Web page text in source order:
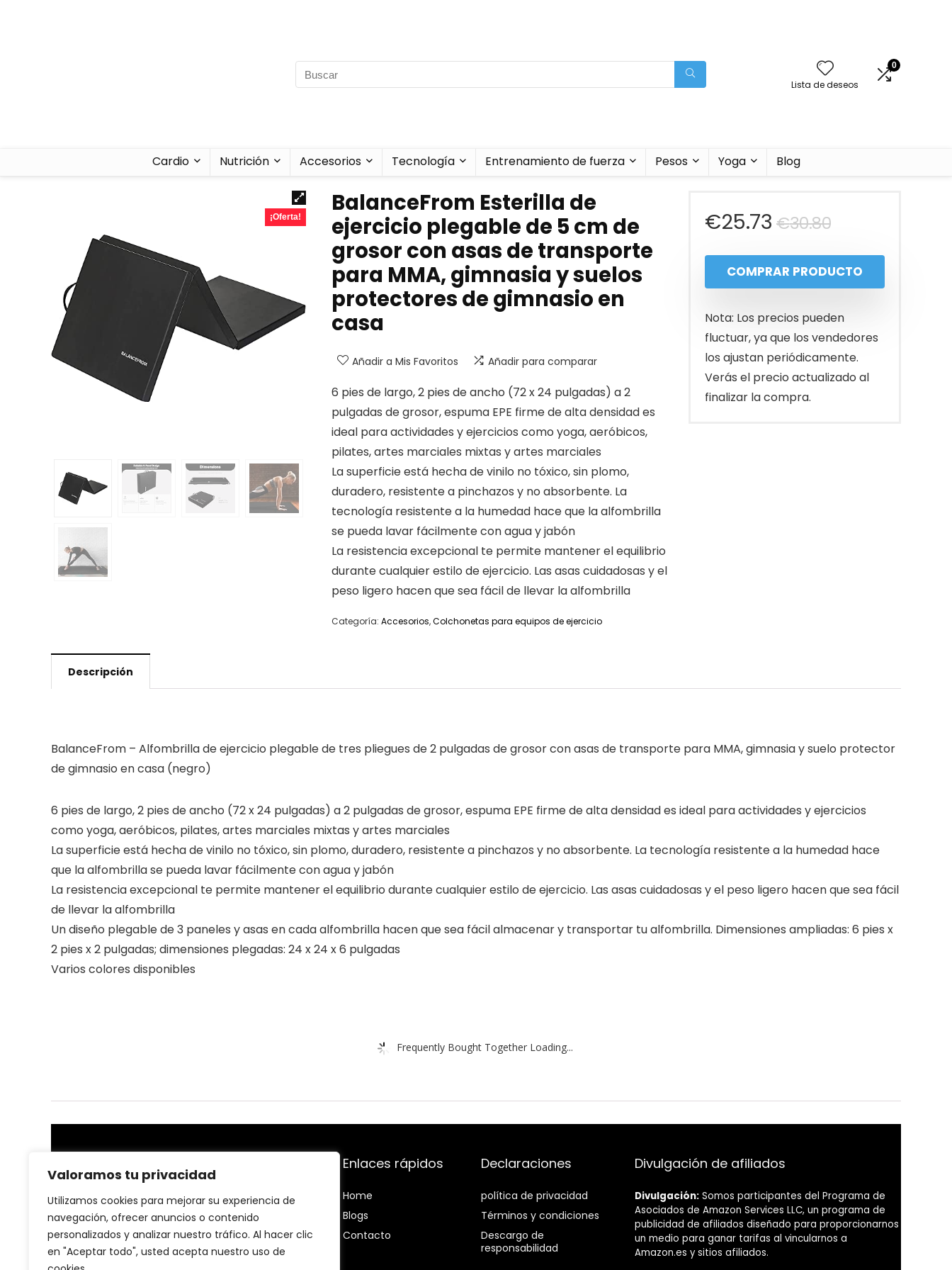
Valoramos tu privacidad
Utilizamos cookies para mejorar su experiencia de
navegación, ofrecer anuncios o contenido
personalizados y analizar nuestro tráfico. Al hacer clic
en "Aceptar todo", usted acepta nuestro uso de
Lista de deseos
0
Cardio Nutrición Accesorios Tecnología Entrenamiento de fuerza Pesos Yoga Blog
¡Oferta!
BalanceFrom Esterilla de
ejercicio plegable de 5 cm de
grosor con asas de transporte
para MMA, gimnasia y suelos
protectores de gimnasio en
casa
Añadir a Mis Favoritos Añadir para comparar
6 pies de largo, 2 pies de ancho (72 x 24 pulgadas) a 2
pulgadas de grosor, espuma EPE firme de alta densidad es
ideal para actividades y ejercicios como yoga, aeróbicos,
pilates, artes marciales mixtas y artes marciales
La superficie está hecha de vinilo no tóxico, sin plomo,
duradero, resistente a pinchazos y no absorbente. La
tecnología resistente a la humedad hace que la alfombrilla
se pueda lavar fácilmente con agua y jabón
La resistencia excepcional te permite mantener el equilibrio
durante cualquier estilo de ejercicio. Las asas cuidadosas y el
peso ligero hacen que sea fácil de llevar la alfombrilla
Categoría: Accesorios,Colchonetas para equipos de ejercicio
€30.80El
precio
original
era:
€30.80.
€25.73
El
precio
actual
es:
€25.73.
COMPRAR PRODUCTO
Nota: Los precios pueden
fluctuar, ya que los vendedores
los ajustan periódicamente.
Verás el precio actualizado al
finalizar la compra.
Descripción
BalanceFrom – Alfombrilla de ejercicio plegable de tres pliegues de 2 pulgadas de grosor con asas de transporte para MMA, gimnasia y suelo protector
de gimnasio en casa (negro)
6 pies de largo, 2 pies de ancho (72 x 24 pulgadas) a 2 pulgadas de grosor, espuma EPE firme de alta densidad es ideal para actividades y ejercicios
como yoga, aeróbicos, pilates, artes marciales mixtas y artes marciales
La superficie está hecha de vinilo no tóxico, sin plomo, duradero, resistente a pinchazos y no absorbente. La tecnología resistente a la humedad hace
que la alfombrilla se pueda lavar fácilmente con agua y jabón
La resistencia excepcional te permite mantener el equilibrio durante cualquier estilo de ejercicio. Las asas cuidadosas y el peso ligero hacen que sea fácil
de llevar la alfombrilla
Un diseño plegable de 3 paneles y asas en cada alfombrilla hacen que sea fácil almacenar y transportar tu alfombrilla. Dimensiones ampliadas: 6 pies x
2 pies x 2 pulgadas; dimensiones plegadas: 24 x 24 x 6 pulgadas
Varios colores disponibles
Frequently Bought Together Loading...
En nuestra plataforma, creemos que la salud y el
bienestar son la base de una vida plena. Por eso, nos
dedicamos a ofrecer productos de salud y fitness de
alta calidad que te ayuden a alcanzar tus metas
personales, ya sea mejorar tu rendimiento, cuidar tu
cuerpo o llevar un estilo de vida más activo.
Enlaces rápidos
Home
Blogs
Contacto
Declaraciones
política de privacidad
Términos y condiciones
Descargo de
responsabilidad
Divulgación de afiliados
Divulgación: Somos participantes del Programa de
Asociados de Amazon Services LLC, un programa de
publicidad de afiliados diseñado para proporcionarnos
un medio para ganar tarifas al vincularnos a
Amazon.es y sitios afiliados.